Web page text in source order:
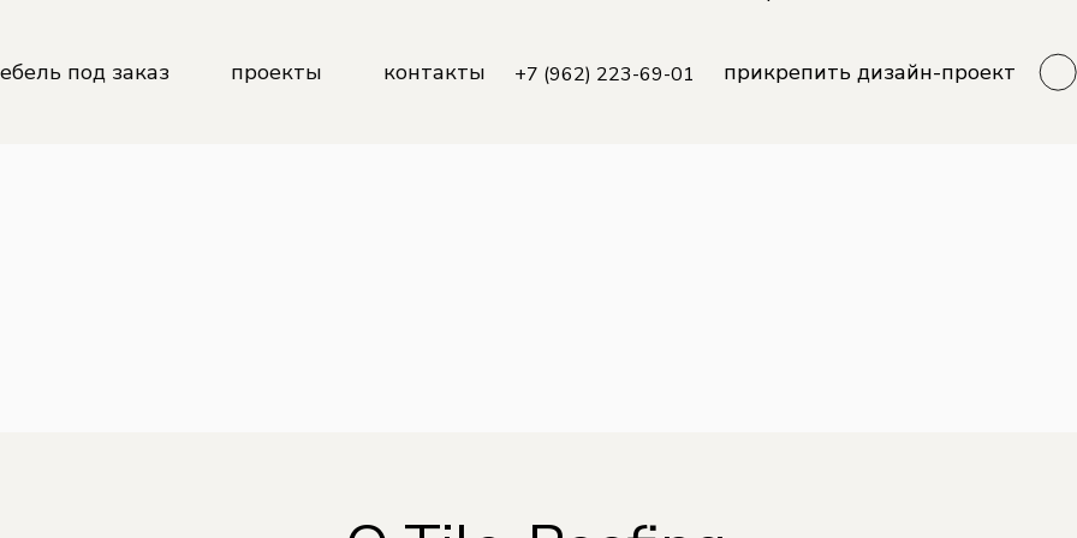
под заказ проекты контакты +7 (962) 223-69-01 прикрепить дизайн-проект